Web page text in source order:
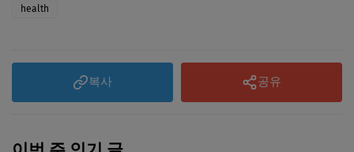
health
복사 공유